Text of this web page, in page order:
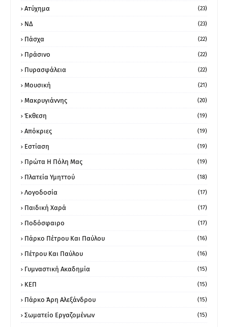
Ατύχημα (23)
ΝΔ (23)
Πάσχα (22)
Πράσινο (22)
Πυρασφάλεια (22)
Μουσική (21)
Μακρυγιάννης (20)
Έκθεση (19)
Απόκριες (19)
Εστίαση (19)
Πρώτα Η Πόλη Μας (19)
Πλατεία Υμηττού (18)
Λογοδοσία (17)
Παιδική Χαρά (17)
Ποδόσφαιρο (17)
Πάρκο Πέτρου Και Παύλου (16)
Πέτρου Και Παύλου (16)
Γυμναστική Ακαδημία (15)
ΚΕΠ (15)
Πάρκο Άρη Αλεξάνδρου (15)
Σωματείο Εργαζομένων (15)